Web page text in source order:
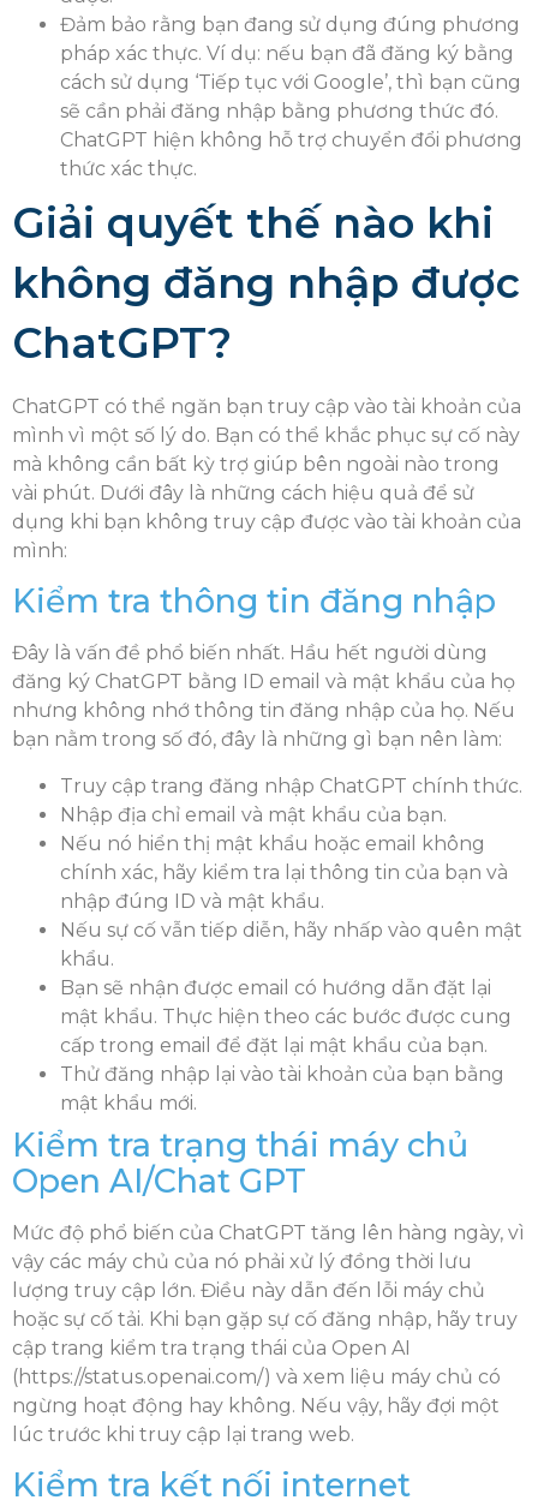
Đảm bảo rằng bạn đang sử dụng đúng phương
pháp xác thực. Ví dụ: nếu bạn đã đăng ký bằng
cách sử dụng ‘Tiếp tục với Google’, thì bạn cũng
sẽ cần phải đăng nhập bằng phương thức đó.
ChatGPT hiện không hỗ trợ chuyển đổi phương
thức xác thực.
Giải quyết thế nào khi
không đăng nhập được
ChatGPT?
ChatGPT có thể ngăn bạn truy cập vào tài khoản của
mình vì một số lý do. Bạn có thể khắc phục sự cố này
mà không cần bất kỳ trợ giúp bên ngoài nào trong
vài phút. Dưới đây là những cách hiệu quả để sử
dụng khi bạn không truy cập được vào tài khoản của
mình:
Kiểm tra thông tin đăng nhập
Đây là vấn đề phổ biến nhất. Hầu hết người dùng
đăng ký ChatGPT bằng ID email và mật khẩu của họ
nhưng không nhớ thông tin đăng nhập của họ. Nếu
bạn nằm trong số đó, đây là những gì bạn nên làm:
Truy cập trang đăng nhập ChatGPT chính thức.
Nhập địa chỉ email và mật khẩu của bạn.
Nếu nó hiển thị mật khẩu hoặc email không
chính xác, hãy kiểm tra lại thông tin của bạn và
nhập đúng ID và mật khẩu.
Nếu sự cố vẫn tiếp diễn, hãy nhấp vào quên mật
khẩu.
Bạn sẽ nhận được email có hướng dẫn đặt lại
mật khẩu. Thực hiện theo các bước được cung
cấp trong email để đặt lại mật khẩu của bạn.
Thử đăng nhập lại vào tài khoản của bạn bằng
mật khẩu mới.
Kiểm tra trạng thái máy chủ
Open AI/Chat GPT
Mức độ phổ biến của ChatGPT tăng lên hàng ngày, vì
vậy các máy chủ của nó phải xử lý đồng thời lưu
lượng truy cập lớn. Điều này dẫn đến lỗi máy chủ
hoặc sự cố tải. Khi bạn gặp sự cố đăng nhập, hãy truy
cập trang kiểm tra trạng thái của Open AI
(https://status.openai.com/) và xem liệu máy chủ có
ngừng hoạt động hay không. Nếu vậy, hãy đợi một
lúc trước khi truy cập lại trang web.
Kiểm tra kết nối internet